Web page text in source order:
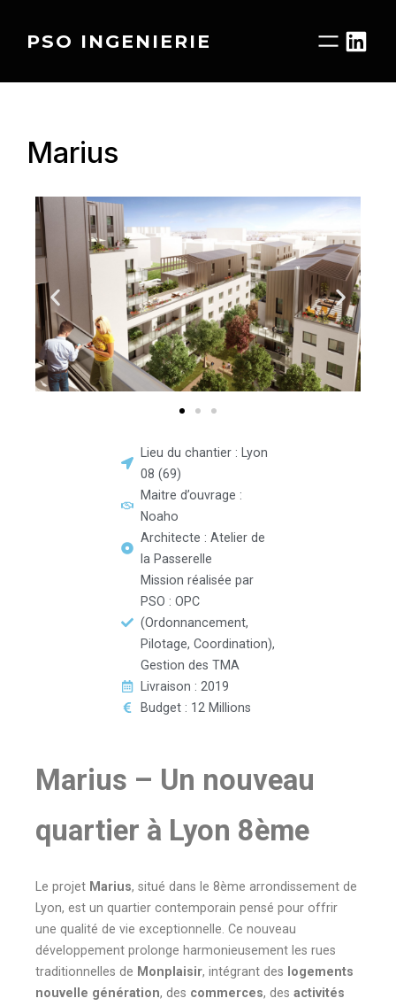
PSO INGENIERIE
Marius
Lieu du chantier : Lyon
08 (69)
Maitre d’ouvrage :
Noaho
Architecte : Atelier de
la Passerelle
Mission réalisée par
PSO : OPC
(Ordonnancement,
Pilotage, Coordination),
Gestion des TMA
Livraison : 2019
Budget : 12 Millions
Marius – Un nouveau
quartier à Lyon 8ème
Le projet Marius, situé dans le 8ème arrondissement de
Lyon, est un quartier contemporain pensé pour offrir
une qualité de vie exceptionnelle. Ce nouveau
développement prolonge harmonieusement les rues
traditionnelles de Monplaisir, intégrant des
logements
nouvelle génération, des commerces, des activités